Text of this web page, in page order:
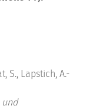
S., Lapstich, A.-
und